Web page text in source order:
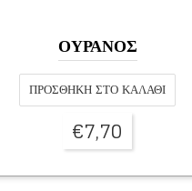
ΟΥΡΑΝΟΣ
ΠΡΟΣΘΉΚΗ ΣΤΟ ΚΑΛΆΘΙ
€7,70